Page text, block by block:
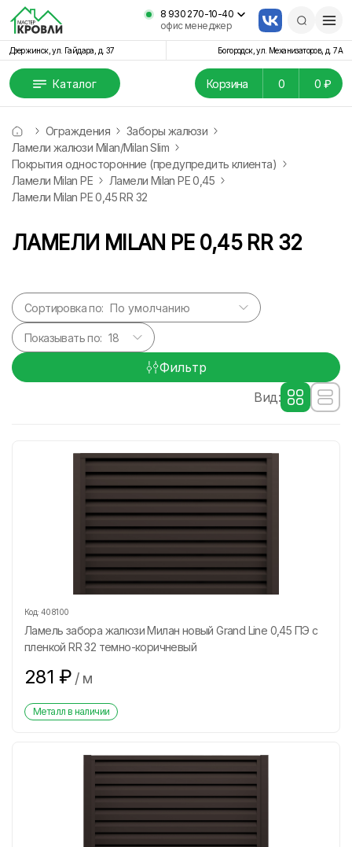
8 930 270-10-40
офис менеджер
Дзержинск, ул. Гайдара, д. 37 Богородск, ул. Механизаторов, д. 7А
Каталог Корзина 0 0 ₽
Ограждения
Заборы жалюзи
Ламели жалюзи Milan/Milan Slim
Покрытия односторонние (предупредить клиента)
Ламели Milan PE
Ламели Milan PE 0,45
Ламели Milan PE 0,45 RR 32
ЛАМЕЛИ MILAN PE 0,45 RR 32
Сортировка по:
Показывать по:
Фильтр
Вид:
Код: 408100
Ламель забора жалюзи Милан новый Grand Line 0,45 ПЭ с
пленкой RR 32 темно-коричневый
281 ₽ / м
Металл в наличии